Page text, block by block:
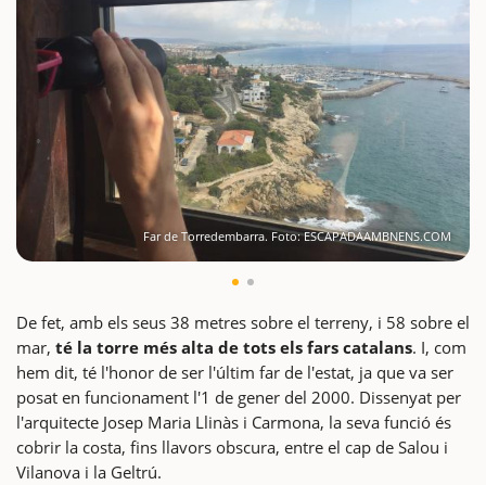
Far de Torredembarra. Foto: ESCAPADAAMBNENS.COM
De fet, amb els seus 38 metres sobre el terreny, i 58 sobre el
mar, té la torre més alta de tots els fars catalans. I, com
hem dit, té l'honor de ser l'últim far de l'estat, ja que va ser
posat en funcionament l'1 de gener del 2000. Dissenyat per
l'arquitecte Josep Maria Llinàs i Carmona, la seva funció és
cobrir la costa, fins llavors obscura, entre el cap de Salou i
Vilanova i la Geltrú.